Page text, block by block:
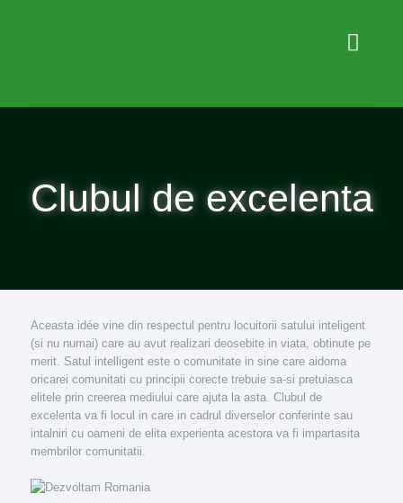
Clubul de excelenta
Aceasta idée vine din respectul pentru locuitorii satului inteligent
(si nu numai) care au avut realizari deosebite in viata, obtinute pe
merit. Satul intelligent este o comunitate in sine care aidoma
oricarei comunitati cu principii corecte trebuie sa-si pretuiasca
elitele prin creerea mediului care ajuta la asta. Clubul de
excelenta va fi locul in care in cadrul diverselor conferinte sau
intalniri cu oameni de elita experienta acestora va fi impartasita
membrilor comunitatii.